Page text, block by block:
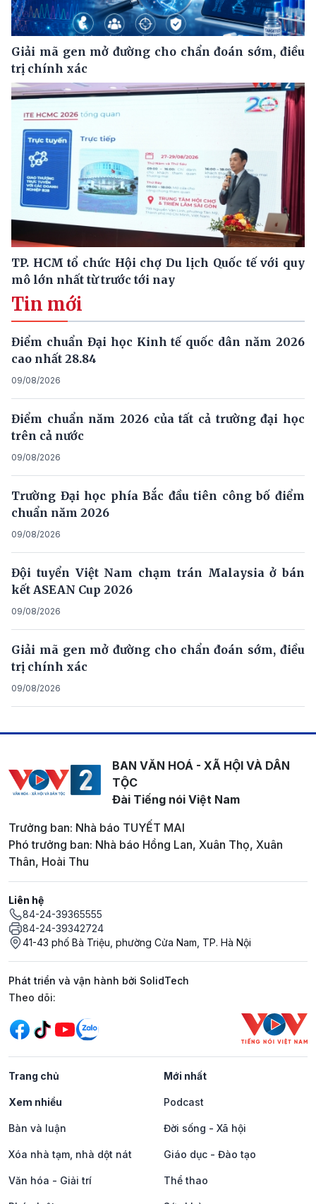
Giải mã gen mở đường cho chẩn đoán sớm, điều
trị chính xác
TP. HCM tổ chức Hội chợ Du lịch Quốc tế với quy
mô lớn nhất từ trước tới nay
Tin mới
Điểm chuẩn Đại học Kinh tế quốc dân năm 2026
cao nhất 28.84
09/08/2026
Điểm chuẩn năm 2026 của tất cả trường đại học
trên cả nước
09/08/2026
Trường Đại học phía Bắc đầu tiên công bố điểm
chuẩn năm 2026
09/08/2026
Đội tuyển Việt Nam chạm trán Malaysia ở bán
kết ASEAN Cup 2026
09/08/2026
Giải mã gen mở đường cho chẩn đoán sớm, điều
trị chính xác
09/08/2026
BAN VĂN HOÁ - XÃ HỘI VÀ DÂN
TỘC
Đài Tiếng nói Việt Nam
Trưởng ban: Nhà báo TUYẾT MAI
Phó trưởng ban: Nhà báo Hồng Lan, Xuân Thọ, Xuân
Thân, Hoài Thu
Liên hệ
84-24-39365555
84-24-39342724
41-43 phố Bà Triệu, phường Cửa Nam, TP. Hà Nội
Phát triển và vận hành bởi SolidTech
Mạng xã hội
Theo dõi:
Trang chủ Mới nhất
Xem nhiều Podcast
Bàn và luận Đời sống - Xã hội
Xóa nhà tạm, nhà dột nát Giáo dục - Đào tạo
Văn hóa - Giải trí Thể thao